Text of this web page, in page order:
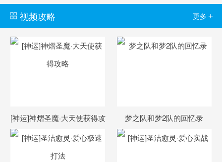
视频攻略 更多 +
[神运]神熠圣魔·大天使获得攻
略
梦之队和梦2队的回忆录